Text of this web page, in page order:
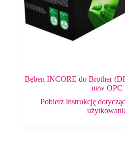
Bęben INCORE do Brother
new OPC
Pobierz instrukcję